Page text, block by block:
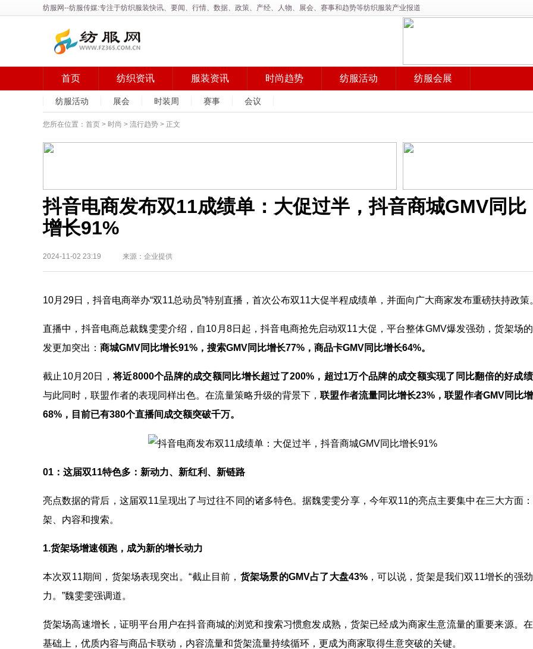
纺服网--纺服传媒:专注于纺织服装快讯、要闻、行情、数据、政策、产经、人物、展会、赛事和趋势等纺织服装产业报道
首页 纺织资讯 服装资讯 时尚趋势 纺服活动 纺服会展
纺服活动 展会 时装周 赛事 会议
您所在位置： 首页 > 时尚 > 流行趋势 > 正文
抖音电商发布双11成绩单：大促过半，抖音商城GMV同比
增长91%
2024-11-02 23:19 来源：企业提供
10月29日，抖音电商举办“双11总动员”特别直播，首次公布双11大促半程成绩单，并面向广大商家发布重磅扶持政策
直播中，抖音电商总裁魏雯雯介绍，自10月8日起，抖音电商抢先启动双11大促，平台整体GMV爆发强劲，货架场
发更加突出： 商城GMV同比增长91%，搜索GMV同比增长77%，商品卡GMV同比增长64%。
截止10月20日，将近8000个品牌的成交额同比增长超过了200%，超过1万个品牌的成交额实现了同比翻倍的好成
与此同时，联盟作者的表现同样出色。在流量策略升级的背景下，联盟作者流量同比增长23%，联盟作者GMV同比
68%，目前已有380个直播间成交额突破千万。
01：这届双11特色多：新动力、新红利、新链路
亮点数据的背后，这届双11呈现出了与过往不同的诸多特色。据魏雯雯分享，今年双11的亮点主要集中在三大方面
架、内容和搜索。
1.货架场增速领跑，成为新的增长动力
本次双11期间，货架场表现突出。“截止目前， 货架场景的GMV占了大盘43%，可以说，货架是我们双11增长的强
力。”魏雯雯强调道。
货架场高速增长，证明平台用户在抖音商城的浏览和搜索习惯愈发成熟，货架已经成为商家生意流量的重要来源。
基础上，优质内容与商品卡联动，内容流量和货架流量持续循环，更成为商家取得生意突破的关键。